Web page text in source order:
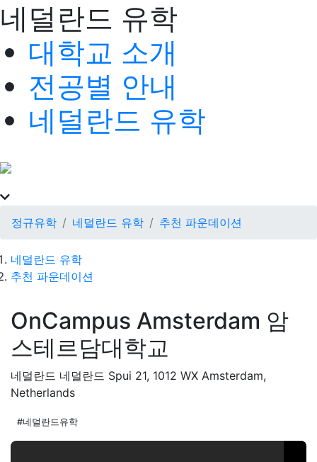
네덜란드 유학
대학교 소개
전공별 안내
네덜란드 유학
정규유학 네덜란드 유학 추천 파운데이션
네덜란드 유학
추천 파운데이션
OnCampus Amsterdam 암
스테르담대학교
네덜란드 네덜란드 Spui 21, 1012 WX Amsterdam,
Netherlands
#네덜란드유학